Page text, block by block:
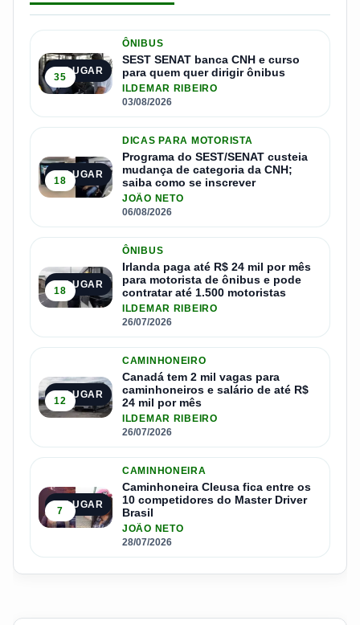
1º LUGAR
35
ÔNIBUS
SEST SENAT banca CNH e curso
para quem quer dirigir ônibus
ILDEMAR RIBEIRO
03/08/2026
2º LUGAR
18
DICAS PARA MOTORISTA
Programa do SEST/SENAT custeia
mudança de categoria da CNH;
saiba como se inscrever
JOÃO NETO
06/08/2026
3º LUGAR
18
ÔNIBUS
Irlanda paga até R$ 24 mil por mês
para motorista de ônibus e pode
contratar até 1.500 motoristas
ILDEMAR RIBEIRO
26/07/2026
4º LUGAR
12
CAMINHONEIRO
Canadá tem 2 mil vagas para
caminhoneiros e salário de até R$
24 mil por mês
ILDEMAR RIBEIRO
26/07/2026
5º LUGAR
7
CAMINHONEIRA
Caminhoneira Cleusa fica entre os
10 competidores do Master Driver
Brasil
JOÃO NETO
28/07/2026